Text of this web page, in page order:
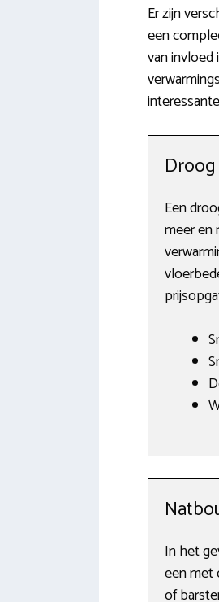
Er zijn
een
van
Een
meer en
In het
een met
of